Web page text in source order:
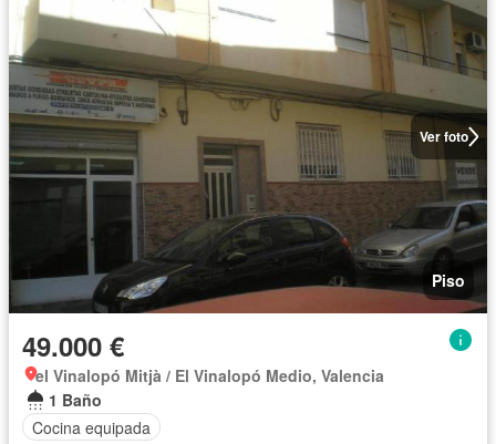
Ver foto
Piso
49.000 €
el Vinalopó Mitjà / El Vinalopó Medio, Valencia
1 Baño
Cocina equipada